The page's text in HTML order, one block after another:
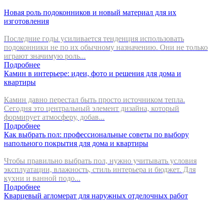
Новая роль подоконников и новый материал для их
изготовления
Последние годы усиливается тенденция использовать
подоконники не по их обычному назначению. Они не только
играют значимую роль...
Подробнее
Камин в интерьере: идеи, фото и решения для дома и
квартиры
Камин давно перестал быть просто источником тепла.
Сегодня это центральный элемент дизайна, который
формирует атмосферу, добав...
Подробнее
Как выбрать пол: профессиональные советы по выбору
напольного покрытия для дома и квартиры
Чтобы правильно выбрать пол, нужно учитывать условия
эксплуатации, влажность, стиль интерьера и бюджет. Для
кухни и ванной подо...
Подробнее
Кварцевый агломерат для наружных отделочных работ